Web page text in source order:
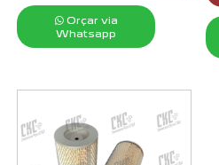
Orçar via
Whatsapp